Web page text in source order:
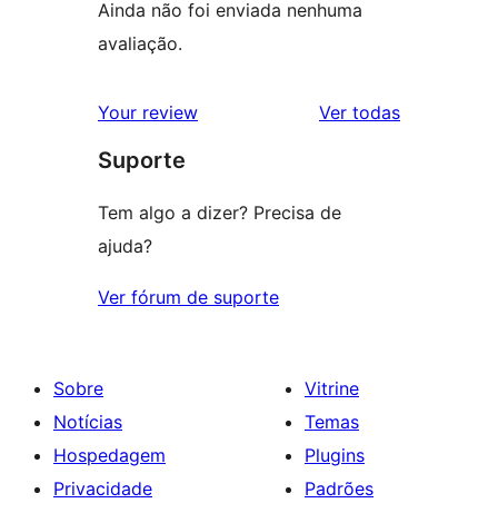
Ainda não foi enviada nenhuma
avaliação.
Your review Ver todasavaliações
Suporte
Tem algo a dizer? Precisa de
ajuda?
Ver fórum de suporte
Sobre
Notícias
Hospedagem
Privacidade
Vitrine
Temas
Plugins
Padrões